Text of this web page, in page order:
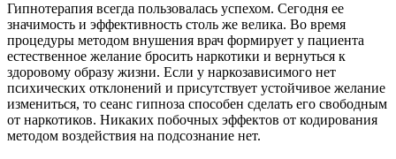
Гипнотерапия всегда пользовалась успехом. Сегодня ее
значимость и эффективность столь же велика. Во время
процедуры методом внушения врач формирует у пациента
естественное желание бросить наркотики и вернуться к
здоровому образу жизни. Если у наркозависимого нет
психических отклонений и присутствует устойчивое желание
измениться, то сеанс гипноза способен сделать его свободным
от наркотиков. Никаких побочных эффектов от кодирования
методом воздействия на подсознание нет.